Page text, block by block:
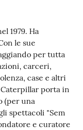
1979. Ha
le sue
per tutta
carceri,
case e altri
porta in
(per una
spettacoli "Sem
e curatore